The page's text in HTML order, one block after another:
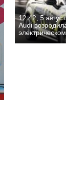
12:42, 5
Audi